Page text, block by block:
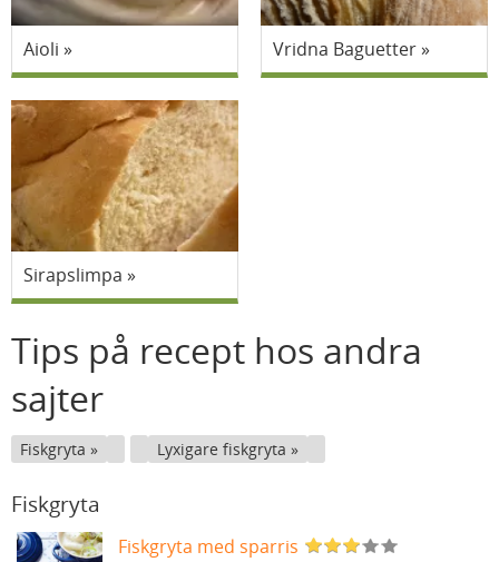
Aioli Vridna Baguetter
Sirapslimpa
Tips på recept hos andra
sajter
Fiskgryta Lyxigare fiskgryta
Fiskgryta
Fiskgryta med sparris